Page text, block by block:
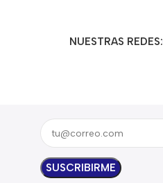
NUESTRAS REDES: